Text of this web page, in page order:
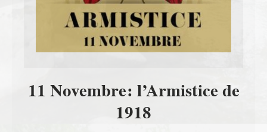
11 Novembre: l’Armistice de
1918